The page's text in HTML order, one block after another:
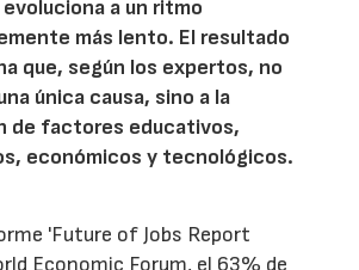
a un ritmo
más lento. El resultado
que, según los expertos, no
única causa, sino a la
de factores educativos,
económicos y tecnológicos.
'Future of Jobs Report
Economic Forum, el 63% de